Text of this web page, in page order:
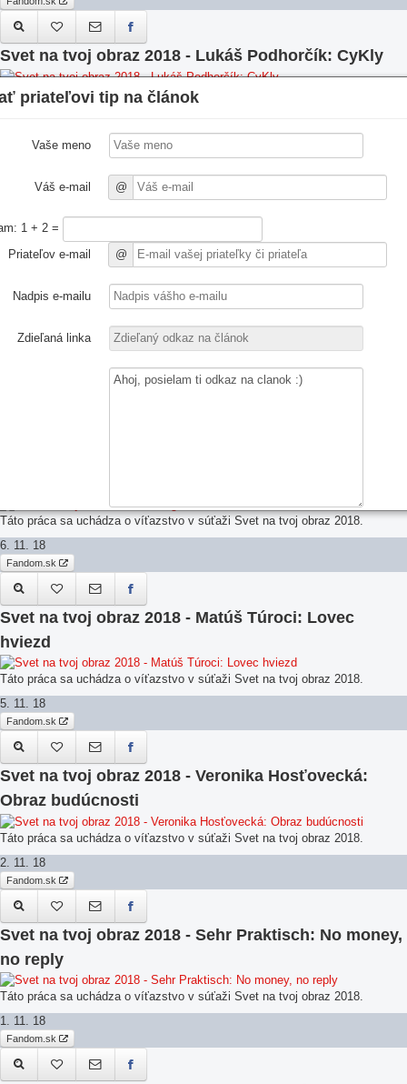
Svet na tvoj obraz 2018 - Lukáš Podhorčík: CyKly
Táto práca sa uchádza o víťazstvo v súťaži Svet na tvoj obraz 2018.
Svet na tvoj obraz 2018 - Galibalix a Lukáš Freytag:
Táto práca sa uchádza o víťazstvo v súťaži Svet na tvoj obraz 2018.
Fandom.sk
Svet na tvoj obraz 2018 - Adam
Táto práca sa uchádza o víťazstvo v súťaži Svet na tvoj obraz 2018.
Táto práca sa uchádza o víťazstvo v súťaži Svet na tvoj obraz 2018.
6. 11. 18
Fandom.sk
Svet na tvoj obraz 2018 - Matúš Túroci: Lovec
hviezd
Táto práca sa uchádza o víťazstvo v súťaži Svet na tvoj obraz 2018.
5. 11. 18
Fandom.sk
Svet na tvoj obraz 2018 - Veronika Hosťovecká:
Obraz budúcnosti
Táto práca sa uchádza o víťazstvo v súťaži Svet na tvoj obraz 2018.
2. 11. 18
Fandom.sk
Svet na tvoj obraz 2018 - Sehr Praktisch: No money,
no reply
Táto práca sa uchádza o víťazstvo v súťaži Svet na tvoj obraz 2018.
1. 11. 18
Fandom.sk
Nadpis článku
priateľovi tip na článok
Vaše meno
Váš e-mail @
1 + 2 =
Priateľov e-mail
@
Nadpis e-mailu
Zdieľaná linka